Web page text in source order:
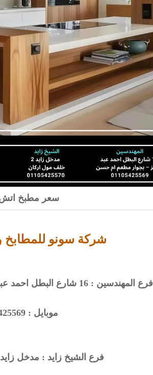
سعر مطبخ
شركة سونو للمطابخ
فرع المهندسين : 16 شارع البطل احمد عبد العزيز – بجوار مطعم ام حسن
موبايل : 01105425569
فرع الشيخ زايد : مدخل زايد 2 خلف مول